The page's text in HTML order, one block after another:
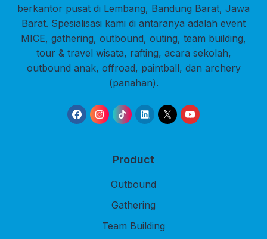
berkantor pusat di Lembang, Bandung Barat, Jawa
Barat. Spesialisasi kami di antaranya adalah event
MICE, gathering, outbound, outing, team building,
tour & travel wisata, rafting, acara sekolah,
outbound anak, offroad, paintball, dan archery
(panahan).
Product
Outbound
Gathering
Team Building